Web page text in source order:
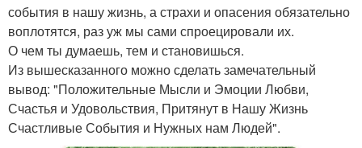
события в нашу жизнь, а страхи и опасения обязательно
воплотятся, раз уж мы сами спроецировали их.
О чем ты думаешь, тем и становишься.
Из вышесказанного можно сделать замечательный
вывод: "Положительные Мысли и Эмоции Любви,
Счастья и Удовольствия, Притянут в Нашу Жизнь
Счастливые События и Нужных нам Людей".